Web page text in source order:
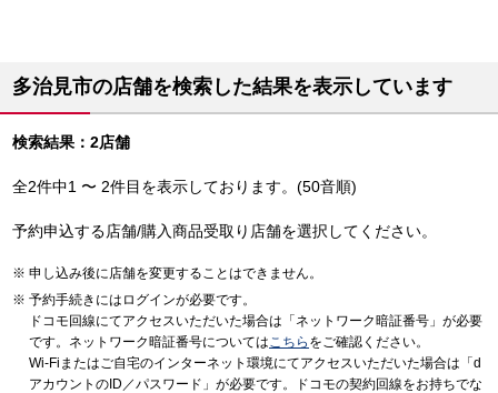
多治見市の店舗を検索した結果を表示しています
検索結果：2店舗
全2件中1 〜 2件目を表示しております。(50音順)
予約申込する店舗/購入商品受取り店舗を選択してください。
申し込み後に店舗を変更することはできません。
予約手続きにはログインが必要です。
ドコモ回線にてアクセスいただいた場合は「ネットワーク暗証番号」が必要
です。ネットワーク暗証番号についてはこちら をご確認ください。
Wi-Fiまたはご自宅のインターネット環境にてアクセスいただいた場合は「d
アカウントのID／パスワード」が必要です。ドコモの契約回線をお持ちでな